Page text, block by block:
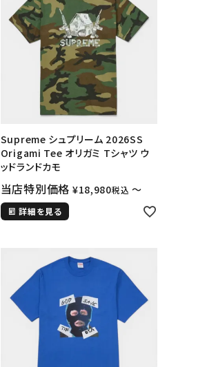
Supreme シュプリーム 2026SS
Origami Tee オリガミ Tシャツ ウ
ッドランドカモ
当店特別価格 ¥18,980税込 〜
詳細を見る